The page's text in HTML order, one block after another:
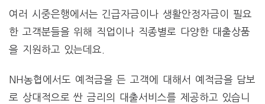
여러 시중은행에서는 긴급자금이나 생활안정자금이 필요
한 고객분들을 위해 직업이나 직종별로 다양한 대출상품
을 지원하고 있는데요.
NH농협에서도 예적금을 든 고객에 대해서 예적금을 담보
로 상대적으로 싼 금리의 대출서비스를 제공하고 있습니